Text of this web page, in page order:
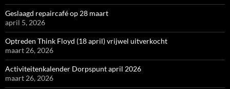
Geslaagd repaircafé op 28 maart
april 5, 2026
Optreden Think Floyd (18 april) vrijwel uitverkocht
maart 26, 2026
Activiteitenkalender Dorpspunt april 2026
maart 26, 2026